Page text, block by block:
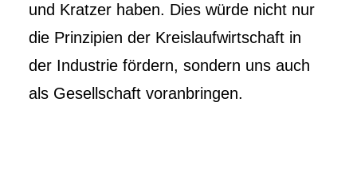
und Kratzer haben. Dies würde nicht nur
die Prinzipien der Kreislaufwirtschaft in
der Industrie fördern, sondern uns auch
als Gesellschaft voranbringen.